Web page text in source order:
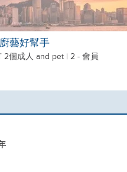
藝好幫手
2個成人 and pet | 2 - 會員